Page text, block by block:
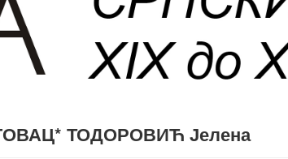
ТОДОРОВИЋ Јелена